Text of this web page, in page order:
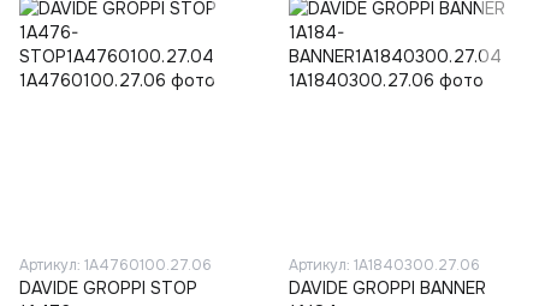
Артикул: 1A4760100.27.06
DAVIDE GROPPI STOP
Артикул: 1A1840300.27.06
DAVIDE GROPPI BANNER